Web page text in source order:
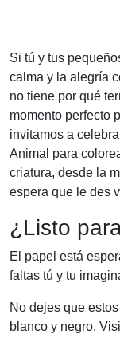
Si tú y tus
calma y la alegría
no tiene por qué
momento perfecto
invitamos a
Animal para
criatura, desde la
espera que le des
¿Listo
El papel está
faltas tú y tu
No dejes que
blanco y negro.